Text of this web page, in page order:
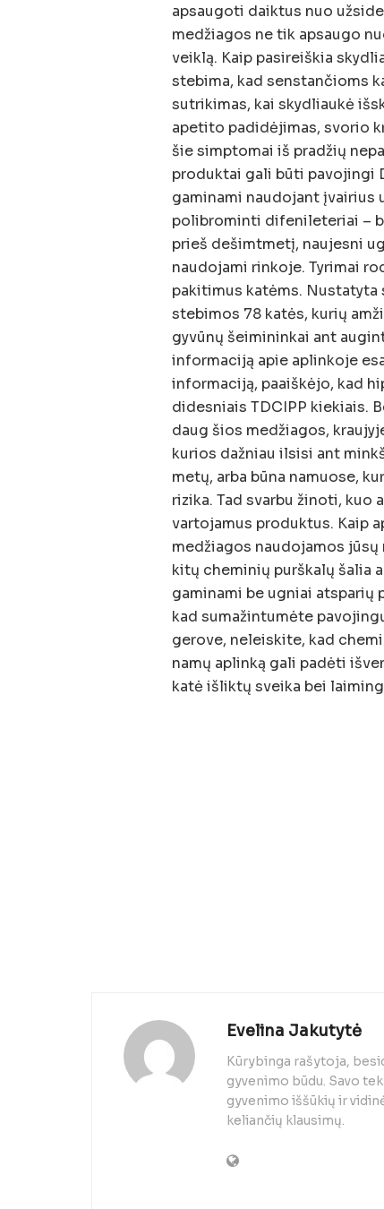
apsaugoti daiktus nuo
medžiagos ne tik apsaugo
veiklą. Kaip pasireiškia
stebima, kad senstančioms
sutrikimas, kai skydliaukė
apetito padidėjimas, svorio
šie simptomai iš pradžių
produktai gali būti pavojingi
gaminami naudojant įvairius
polibrominti difenileteriai –
prieš dešimtmetį, naujesni
naudojami rinkoje. Tyrimai
pakitimus katėms. Nustatyta
stebimos 78 katės, kurių
gyvūnų šeimininkai ant
informaciją apie aplinkoje
informaciją, paaiškėjo, kad
didesniais TDCIPP kiekiais.
daug šios medžiagos,
kurios dažniau ilsisi ant
metų, arba būna namuose,
rizika. Tad svarbu žinoti,
vartojamus produktus. Kaip
medžiagos naudojamos
kitų cheminių purškalų šalia
gaminami be ugniai atsparių
kad sumažintumėte
gerove, neleiskite, kad
namų aplinką gali padėti
katė išliktų sveika bei
Evelina Jakutytė
Kūrybinga rašytoja,
gyvenimo būdu. Savo
gyvenimo iššūkių ir
keliančių klausimų.